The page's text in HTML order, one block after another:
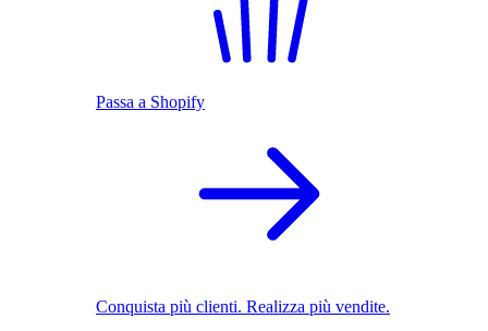
Passa a Shopify
Conquista più clienti. Realizza più vendite.